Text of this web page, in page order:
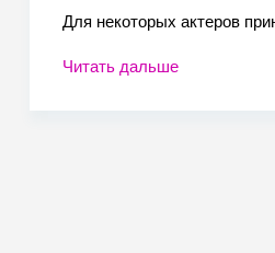
Для некоторых актеров
Читать дальше